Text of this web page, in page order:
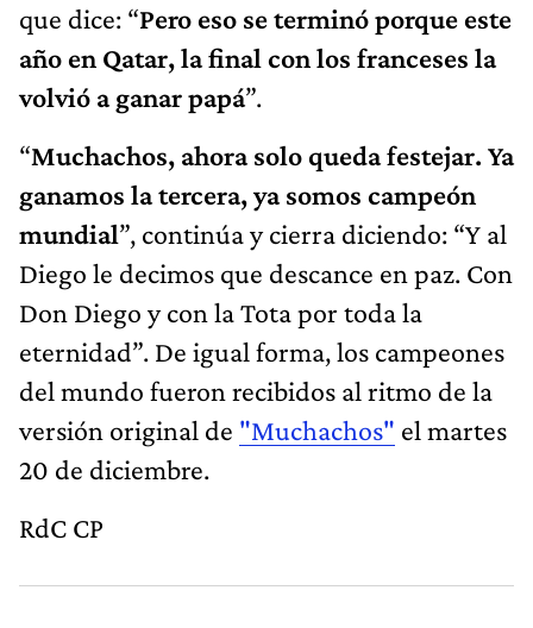
que dice: “Pero eso se terminó porque este
año en Qatar, la final con los franceses la
volvió a ganar papá”.
“Muchachos, ahora solo queda festejar. Ya
ganamos la tercera, ya somos campeón
mundial”, continúa y cierra diciendo: “Y al
Diego le decimos que descance en paz. Con
Don Diego y con la Tota por toda la
eternidad”. De igual forma, los campeones
del mundo fueron recibidos al ritmo de la
versión original de "Muchachos" el martes
20 de diciembre.
RdC CP